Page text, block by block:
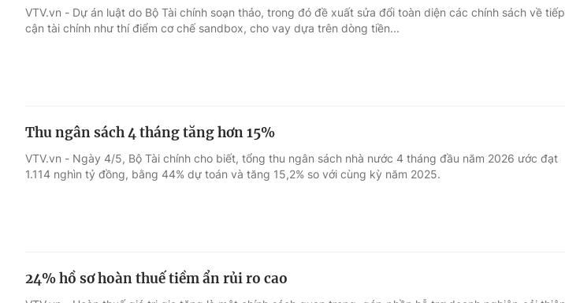
VTV.vn - Dự án luật do Bộ Tài chính soạn thảo, trong đó đề xuất sửa đổi toàn diện các chính sách về tiếp
cận tài chính như thí điểm cơ chế sandbox, cho vay dựa trên dòng tiền...
Thu ngân sách 4 tháng tăng hơn 15%
VTV.vn - Ngày 4/5, Bộ Tài chính cho biết, tổng thu ngân sách nhà nước 4 tháng đầu năm 2026 ước đạt
1.114 nghìn tỷ đồng, bằng 44% dự toán và tăng 15,2% so với cùng kỳ năm 2025.
24% hồ sơ hoàn thuế tiềm ẩn rủi ro cao